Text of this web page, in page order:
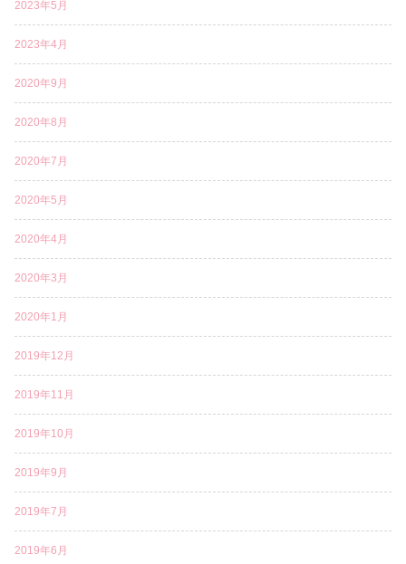
2023年5月
2023年4月
2020年9月
2020年8月
2020年7月
2020年5月
2020年4月
2020年3月
2020年1月
2019年12月
2019年11月
2019年10月
2019年9月
2019年7月
2019年6月